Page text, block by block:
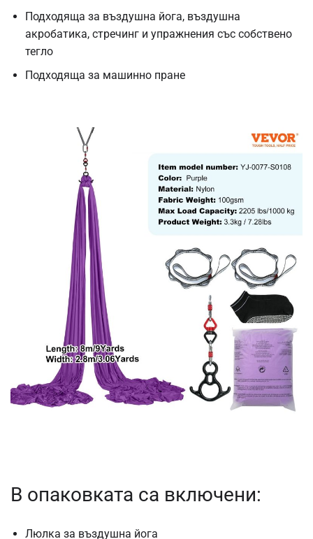
Подходяща за въздушна йога, въздушна
акробатика, стречинг и упражнения със собствено
тегло
Подходяща за машинно пране
В опаковката са включени:
Люлка за въздушна йога